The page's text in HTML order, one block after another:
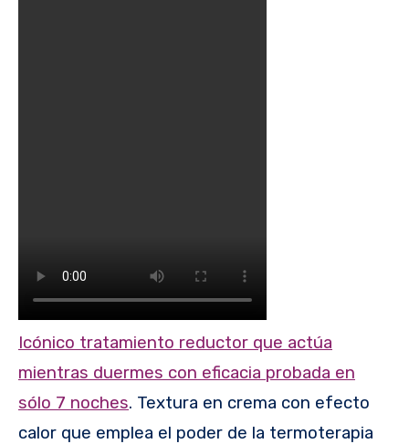
Icónico tratamiento reductor que actúa
mientras duermes con eficacia probada en
sólo 7 noches. Textura en crema con efecto
calor que emplea el poder de la termoterapia